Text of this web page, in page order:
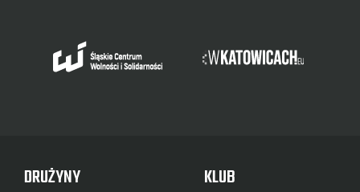
DRUŻYNY KLUB